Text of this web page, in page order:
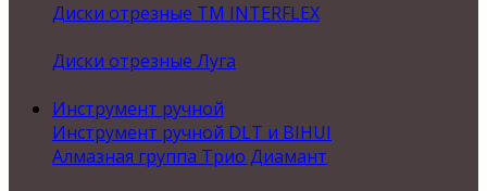
Диски отрезные ТМ INTERFLEX
Диски отрезные Луга
Инструмент ручной
Инструмент ручной DLT и BIHUI
Алмазная группа Трио Диамант